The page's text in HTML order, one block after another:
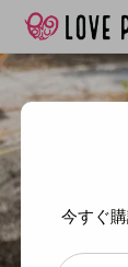
Skip
content
今すぐ
メールアドレスを入力...